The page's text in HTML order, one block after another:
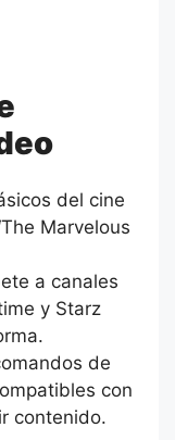
del cine
Marvelous
a canales
y Starz
de
con
contenido.